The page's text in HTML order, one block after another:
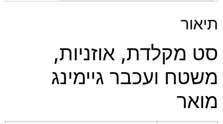
תיאור
סט מקלדת, אוזניות,
משטח ועכבר גיימינג
מואר